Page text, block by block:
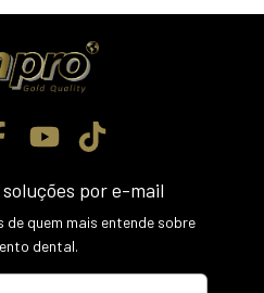
por e-mail
de quem mais entende sobre
dental.